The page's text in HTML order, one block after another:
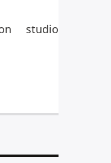
studio